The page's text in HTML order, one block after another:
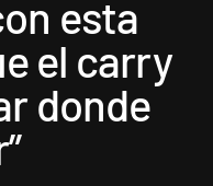
esta
el carry
donde